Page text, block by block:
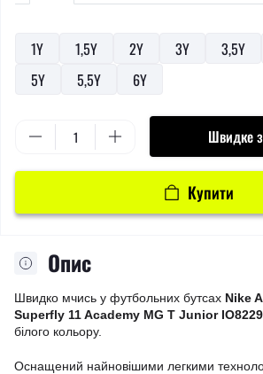
1Y 1,5Y 2Y 3Y 3,5Y
5Y
5,5Y 6Y
Швидке
Купити
Опис
Швидко мчись у футбольних бутсах Nike
Superfly 11 Academy MG T Junior
білого кольору.
Оснащений найновішими легкими